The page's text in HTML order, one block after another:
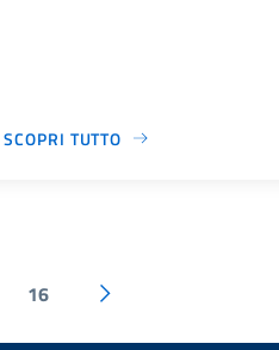
SCOPRI TUTTO
16